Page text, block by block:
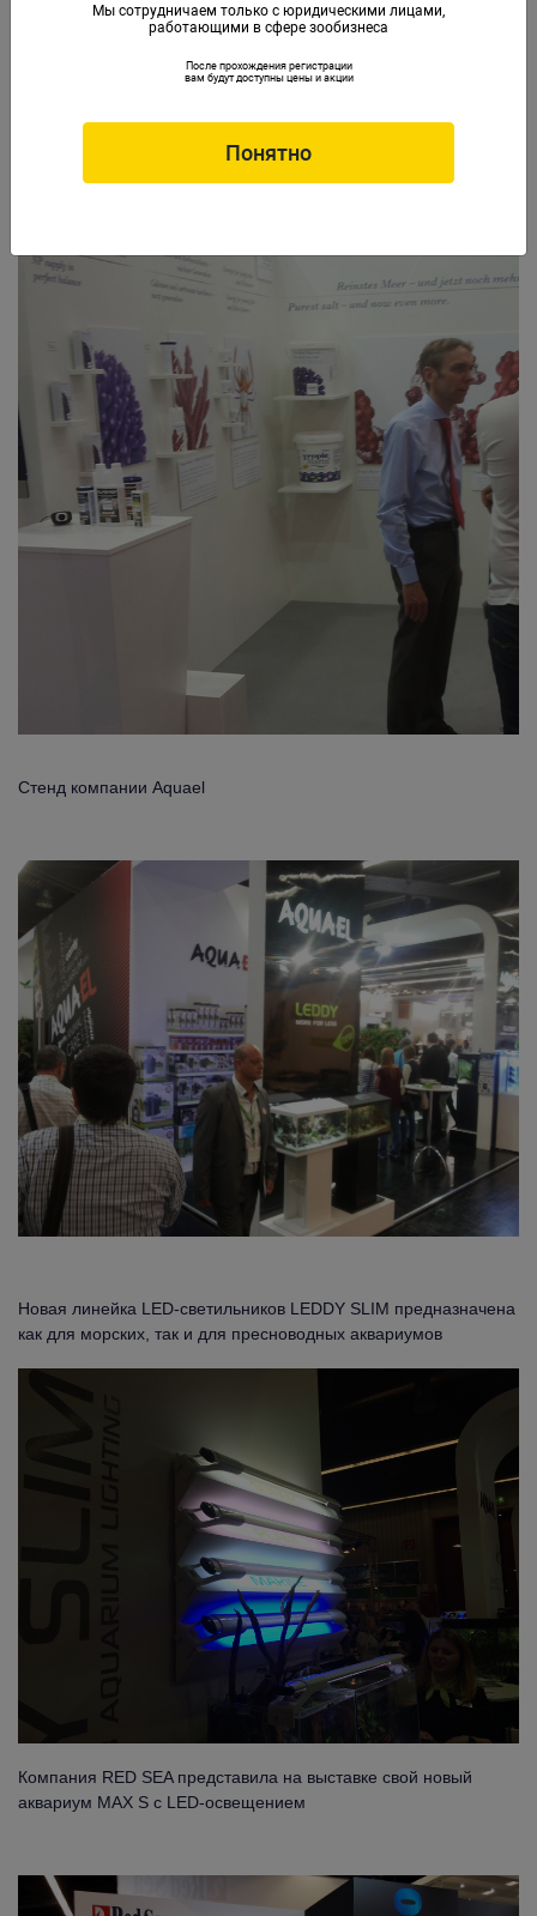
Главной новинкой компании стала новая морская соль.
Стенд компании Aquael
Новая линейка LED-светильников LEDDY SLIM предназначена
как для морских, так и для пресноводных аквариумов
Компания RED SEA представила на выставке свой новый
аквариум MAX S с LED-освещением
Мы сотрудничаем только с юридическими лицами,
работающими в сфере зообизнеса
После прохождения регистрации
вам будут доступны цены и акции
Понятно